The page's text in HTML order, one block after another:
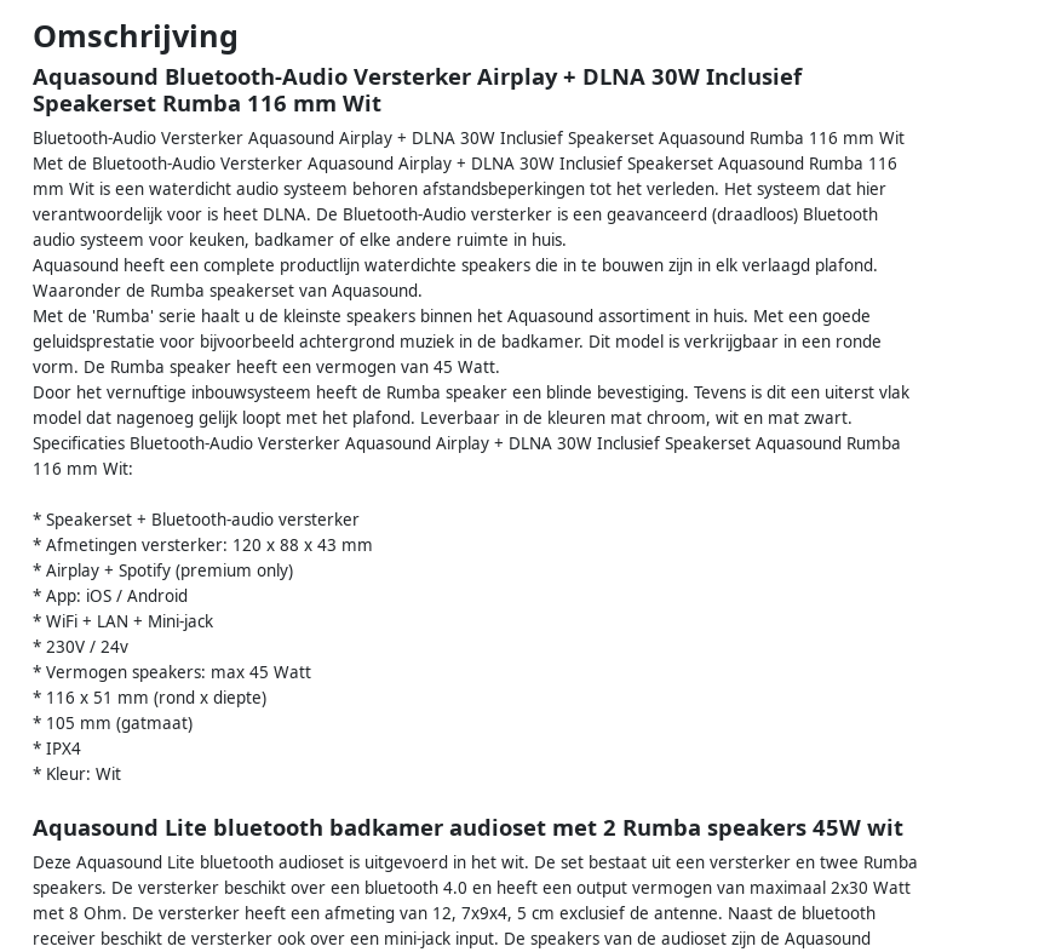
Omschrijving
Aquasound Bluetooth-Audio Versterker Airplay + DLNA 30W Inclusief
Speakerset Rumba 116 mm Wit
Bluetooth-Audio Versterker Aquasound Airplay + DLNA 30W Inclusief Speakerset Aquasound Rumba 116 mm Wit
Met de Bluetooth-Audio Versterker Aquasound Airplay + DLNA 30W Inclusief Speakerset Aquasound Rumba 116
mm Wit is een waterdicht audio systeem behoren afstandsbeperkingen tot het verleden. Het systeem dat hier
verantwoordelijk voor is heet DLNA. De Bluetooth-Audio versterker is een geavanceerd (draadloos) Bluetooth
audio systeem voor keuken, badkamer of elke andere ruimte in huis.
Aquasound heeft een complete productlijn waterdichte speakers die in te bouwen zijn in elk verlaagd plafond.
Waaronder de Rumba speakerset van Aquasound.
Met de 'Rumba' serie haalt u de kleinste speakers binnen het Aquasound assortiment in huis. Met een goede
geluidsprestatie voor bijvoorbeeld achtergrond muziek in de badkamer. Dit model is verkrijgbaar in een ronde
vorm. De Rumba speaker heeft een vermogen van 45 Watt.
Door het vernuftige inbouwsysteem heeft de Rumba speaker een blinde bevestiging. Tevens is dit een uiterst vlak
model dat nagenoeg gelijk loopt met het plafond. Leverbaar in de kleuren mat chroom, wit en mat zwart.
Specificaties Bluetooth-Audio Versterker Aquasound Airplay + DLNA 30W Inclusief Speakerset Aquasound Rumba
116 mm Wit:
* Speakerset + Bluetooth-audio versterker
* Afmetingen versterker: 120 x 88 x 43 mm
* Airplay + Spotify (premium only)
* App: iOS / Android
* WiFi + LAN + Mini-jack
* 230V / 24v
* Vermogen speakers: max 45 Watt
* 116 x 51 mm (rond x diepte)
* 105 mm (gatmaat)
* IPX4
* Kleur: Wit
Aquasound Lite bluetooth badkamer audioset met 2 Rumba speakers 45W wit
Deze Aquasound Lite bluetooth audioset is uitgevoerd in het wit. De set bestaat uit een versterker en twee Rumba
speakers. De versterker beschikt over een bluetooth 4.0 en heeft een output vermogen van maximaal 2x30 Watt
met 8 Ohm. De versterker heeft een afmeting van 12, 7x9x4, 5 cm exclusief de antenne. Naast de bluetooth
receiver beschikt de versterker ook over een mini-jack input. De speakers van de audioset zijn de Aquasound